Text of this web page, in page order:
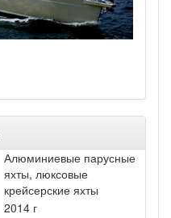
Алюминиевые парусные
яхты, люксовые
крейсерские яхты
2014 г